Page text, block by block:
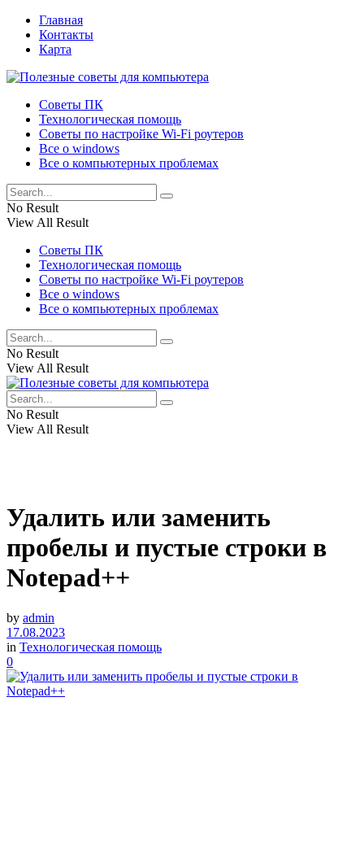
Главная
Контакты
Карта
Советы ПК
Технологическая помощь
Советы по настройке Wi-Fi роутеров
Все о windows
Все о компьютерных проблемах
No Result
View All Result
Советы ПК
Технологическая помощь
Советы по настройке Wi-Fi роутеров
Все о windows
Все о компьютерных проблемах
No Result
View All Result
No Result
View All Result
Удалить или заменить
пробелы и пустые строки в
Notepad++
by admin
17.08.2023
in Технологическая помощь
0